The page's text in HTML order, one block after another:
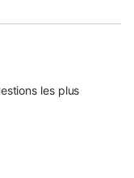
les plus